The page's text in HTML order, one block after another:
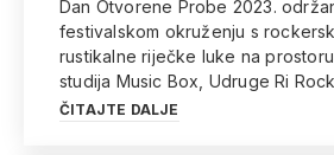
Dan Otvorene Probe 2023.
festivalskom okruženju s
rustikalne riječke luke na
studija Music Box, Udruge Ri
ČITAJTE DALJE